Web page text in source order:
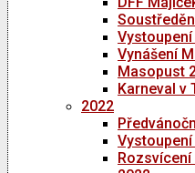
Vystoupení
Vynášení
Masopust
Karneval v
2022
Vystoupení